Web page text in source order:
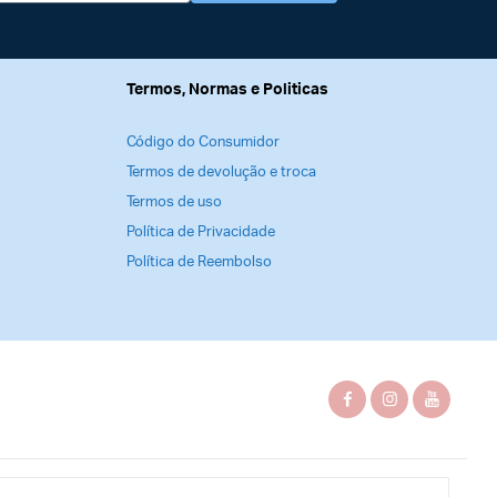
Termos, Normas e Politicas
Código do Consumidor
Termos de devolução e troca
Termos de uso
Política de Privacidade
Política de Reembolso